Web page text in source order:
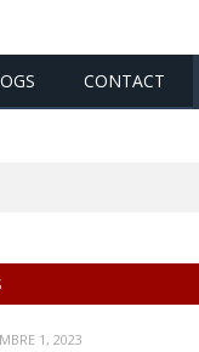
CONTACT
1, 2023